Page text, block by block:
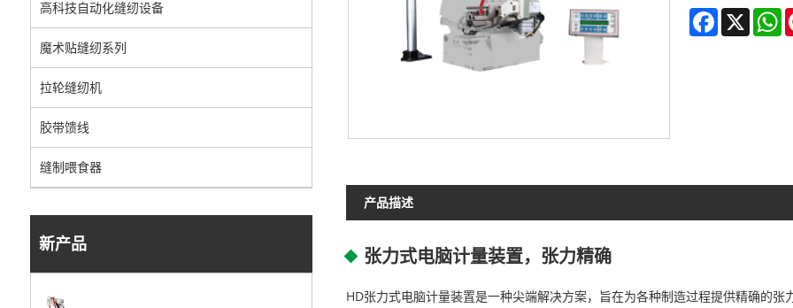
高科技自动化缝纫设备
魔术贴缝纫系列
拉轮缝纫机
胶带馈线
缝制喂食器
新产品
Facebook
X
产品描述
张力式电脑计量装置，张力精确
HD张力式电脑计量装置是一种尖端解决方案，旨在为各种制造过程提供精确的